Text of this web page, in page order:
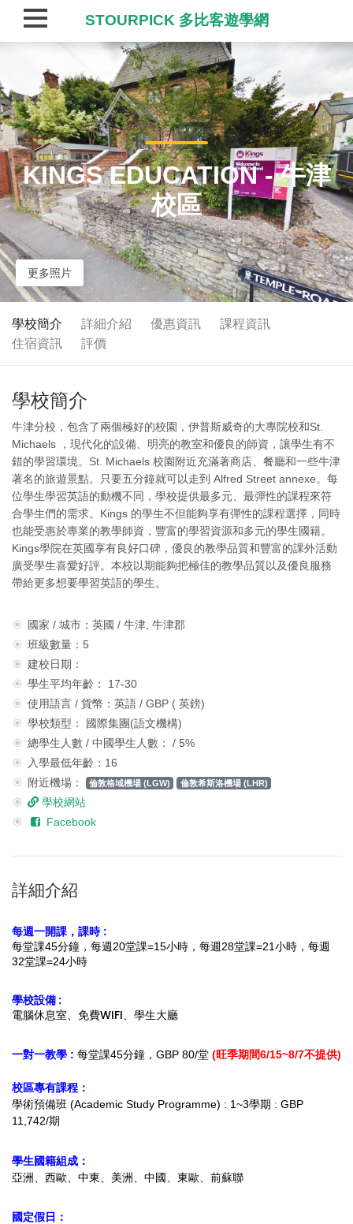
KINGS EDUCATION - 牛津
校區
更多照片
學校簡介 詳細介紹 優惠資訊
課程資訊
住宿資訊
評價
學校簡介
牛津分校，包含了兩個極好的校園，伊普斯威奇的大專院校和St.
Michaels ，現代化的設備、明亮的教室和優良的師資，讓學生有不
錯的學習環境。St. Michaels 校園附近充滿著商店、餐廳和一些牛津
著名的旅遊景點。只要五分鐘就可以走到 Alfred Street annexe。每
位學生學習英語的動機不同，學校提供最多元、最彈性的課程來符
合學生們的需求。Kings 的學生不但能夠享有彈性的課程選擇，同時
也能受惠於專業的教學師資，豐富的學習資源和多元的學生國籍。
Kings學院在英國享有良好口碑，優良的教學品質和豐富的課外活動
廣受學生喜愛好評。本校以期能夠把極佳的教學品質以及優良服務
帶給更多想要學習英語的學生。
國家 / 城市：英國 / 牛津, 牛津郡
班級數量：5
建校日期：
學生平均年齡： 17-30
使用語言 / 貨幣：英語 / GBP ( 英鎊)
學校類型： 國際集團(語文機構)
總學生人數 / 中國學生人數： / 5%
入學最低年齡：16
附近機場：
倫敦格域機場 (LGW) 倫敦希斯洛機場 (LHR)
學校網站
Facebook
詳細介紹
每週一開課， 課時 :
每堂課45分鐘，每週20堂課=15小時 ，每週28堂課=21小時， 每週
32堂課=24小時
學校設備 :
電腦休息室、免費WIFI、學生大廳
一對一教學 : 每堂課45分鐘，GBP 80/堂 (旺季期間6/15~8/7不提供)
校區專有課程：
學術預備班 (Academic Study Programme) : 1~3學期 : GBP
11,742/期
學生國籍組成：
亞洲、西歐、中東、美洲、中國、東歐、前蘇聯
國定假日：
STOURPICK 多比客遊學網